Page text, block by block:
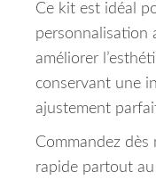
Ce kit est idéal
personnalisation
améliorer
conservant une
ajustement
Commandez
rapide partout